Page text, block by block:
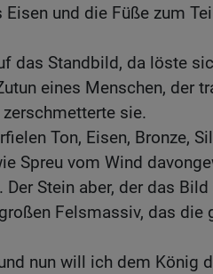
Eisen und die Füße zum
das Standbild, da löste
eines Menschen, der
sie.
Ton, Eisen, Bronze,
Spreu vom Wind
Stein aber, der das
Felsmassiv, das die
nun will ich dem König